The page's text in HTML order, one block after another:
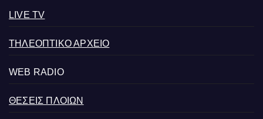
LIVE TV
ΤΗΛΕΟΠΤΙΚΟ ΑΡΧΕΙΟ
WEB RADIO
ΘΕΣΕΙΣ ΠΛΟΙΩΝ